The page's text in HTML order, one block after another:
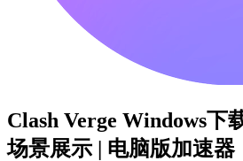
Clash Verge Windows下
场景展示 | 电脑版加速器